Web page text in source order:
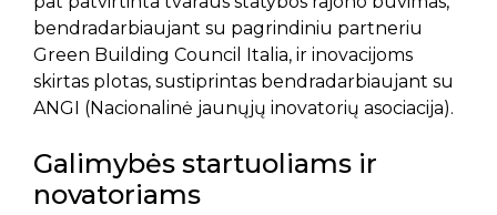
bendradarbiaujant su pagrindiniu partneriu
Green Building Council Italia, ir inovacijoms
skirtas plotas, sustiprintas bendradarbiaujant su
ANGI (Nacionalinė jaunųjų inovatorių asociacija).
Galimybės startuoliams ir
novatoriams